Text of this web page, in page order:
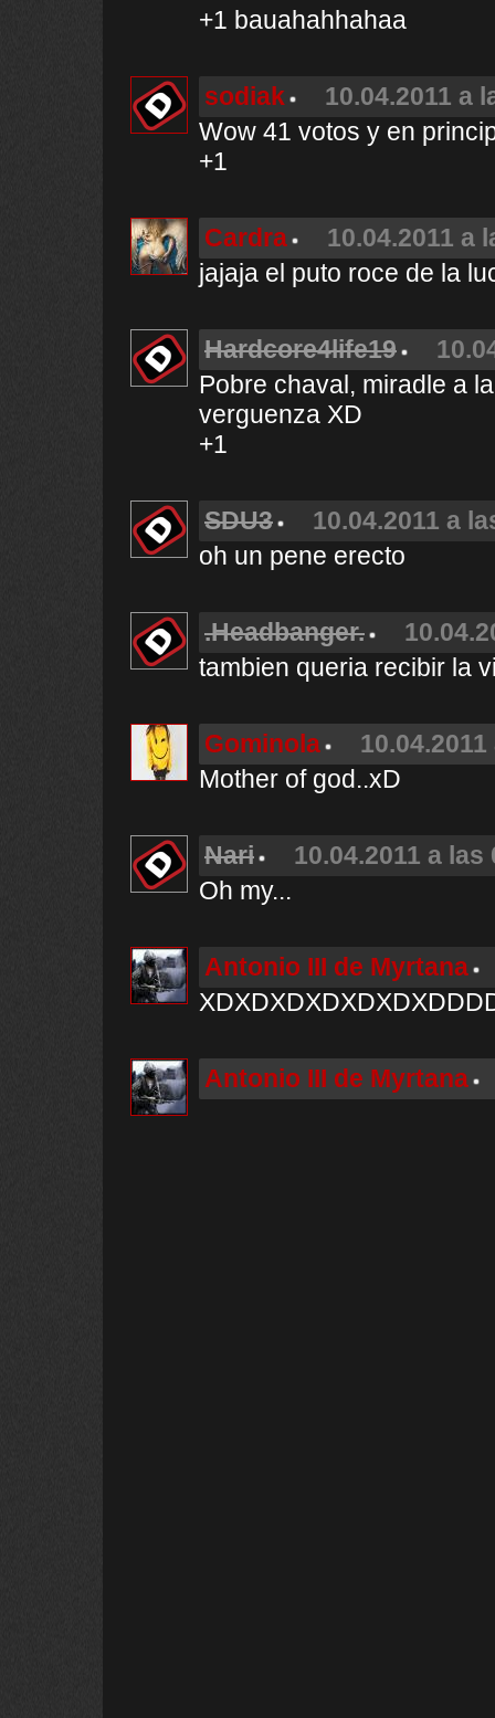
+1 bauahahhahaa
sodiak
10.04.2011 a
Wow 41 votos y en
+1
Cardra
10.04.2011 a
jajaja el puto roce de la
Hardcore4life19
Pobre chaval, miradle a
verguenza XD
+1
SDU3
10.04.2011 a
oh un pene erecto
.Headbanger.
tambien queria recibir la
Gominola
Mother of god..xD
Nari
10.04.2011 a las
Oh my...
Antonio III de Myrtana
Antonio III de Myrtana